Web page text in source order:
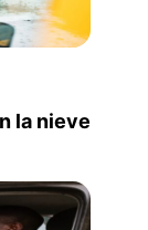
la nieve